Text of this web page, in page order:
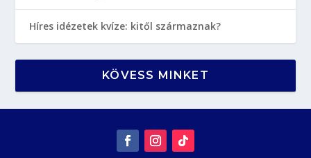
Híres idézetek kvíze: kitől származnak?
KÖVESS MINKET